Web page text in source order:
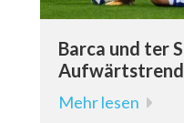
Barca und ter
Mehr lesen